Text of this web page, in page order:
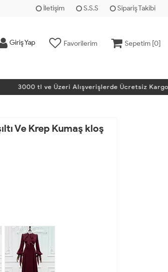
İletişim S.S.S Sipariş Takibi
Giriş Yap Favorilerim Sepetim [0]
3000 tl ve Üzeri Alışverişlerde Ücretsiz Kargo
Ve Krep Kumaş kloş